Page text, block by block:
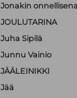
Jonakin
JOULUTARINA
Juha Sipilä
Junnu Vainio
JÄÄLEINIKKI
Jää